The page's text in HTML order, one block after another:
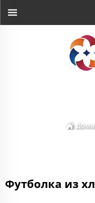
Футболка из